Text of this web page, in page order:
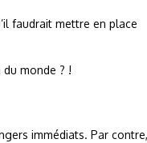
faudrait mettre en place
du monde ? !
immédiats. Par contre,